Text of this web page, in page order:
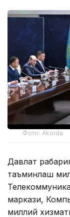
Фото: Akorda
Давлат
таъминлаш
маркази,
миллий